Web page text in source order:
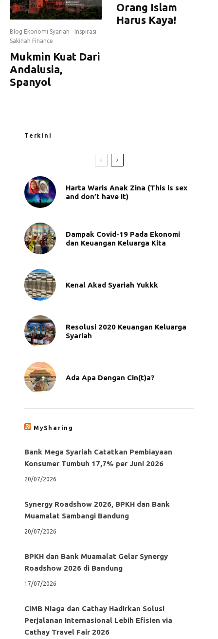
Blog Ekonomi Syariah
Inspirasi
Sakinah Finance
Mukmin Kuat Dari
Andalusia,
Spanyol
Orang Islam
Harus Kaya!
Terkini
Harta Waris Anak Zina (This is sex
and don’t have it)
Dampak Covid-19 Pada Ekonomi
dan Keuangan Keluarga Kita
Kenal Akad Syariah Yukkk
Resolusi 2020 Keuangan Keluarga
Syariah
Ada Apa Dengan Cin(t)a?
MySharing
Bank Mega Syariah Catatkan Pembiayaan
Konsumer Tumbuh 17,7% per Juni 2026
20/07/2026
Synergy Roadshow 2026, BPKH dan Bank
Muamalat Sambangi Bandung
20/07/2026
BPKH dan Bank Muamalat Gelar Synergy
Roadshow 2026 di Bandung
17/07/2026
CIMB Niaga dan Cathay Hadirkan Solusi
Perjalanan Internasional Lebih Efisien via
Cathay Travel Fair 2026